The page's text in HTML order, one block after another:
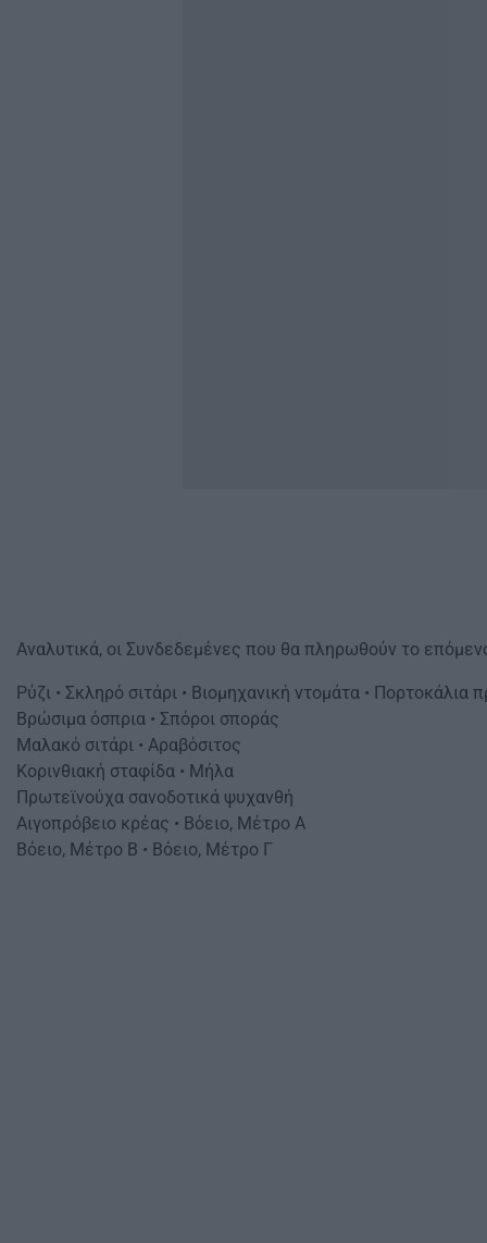
Αναλυτικά, οι Συνδεδεμένες που θα πληρωθούν το
Ρύζι • Σκληρό σιτάρι • Βιομηχανική ντομάτα • Πορτοκάλια
Βρώσιμα όσπρια • Σπόροι σποράς
Μαλακό σιτάρι • Αραβόσιτος
Κορινθιακή σταφίδα • Μήλα
Πρωτεϊνούχα σανοδοτικά ψυχανθή
Αιγοπρόβειο κρέας • Βόειο, Μέτρο Α
Βόειο, Μέτρο Β • Βόειο, Μέτρο Γ